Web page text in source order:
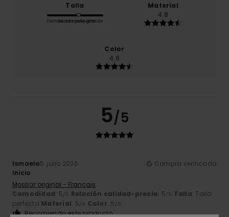
Talla
Demasiado pequeño
Demasiado grande
Material
4.8
Color
4.6
5/5
Ismaelo5. julio 2026
Compra verificada
Inicio
Mostrar original - Français
Comodidad: 5/5 Relación calidad-precio: 5/5 Talla: Talla
perfecta Material: 5/5 Color: 5 /5
Recomiendo este producto